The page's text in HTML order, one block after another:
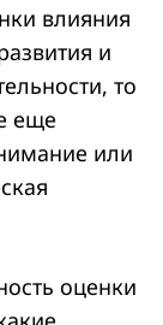
влияния
и
то
еще
или
оценки